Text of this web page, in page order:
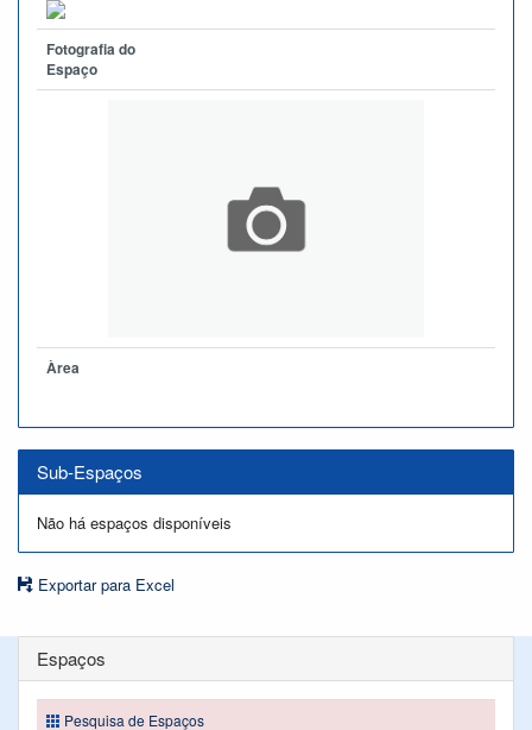
Fotografia do
Espaço
Àrea
Sub-Espaços
Não há espaços disponíveis
Exportar para Excel
Espaços
Pesquisa de Espaços